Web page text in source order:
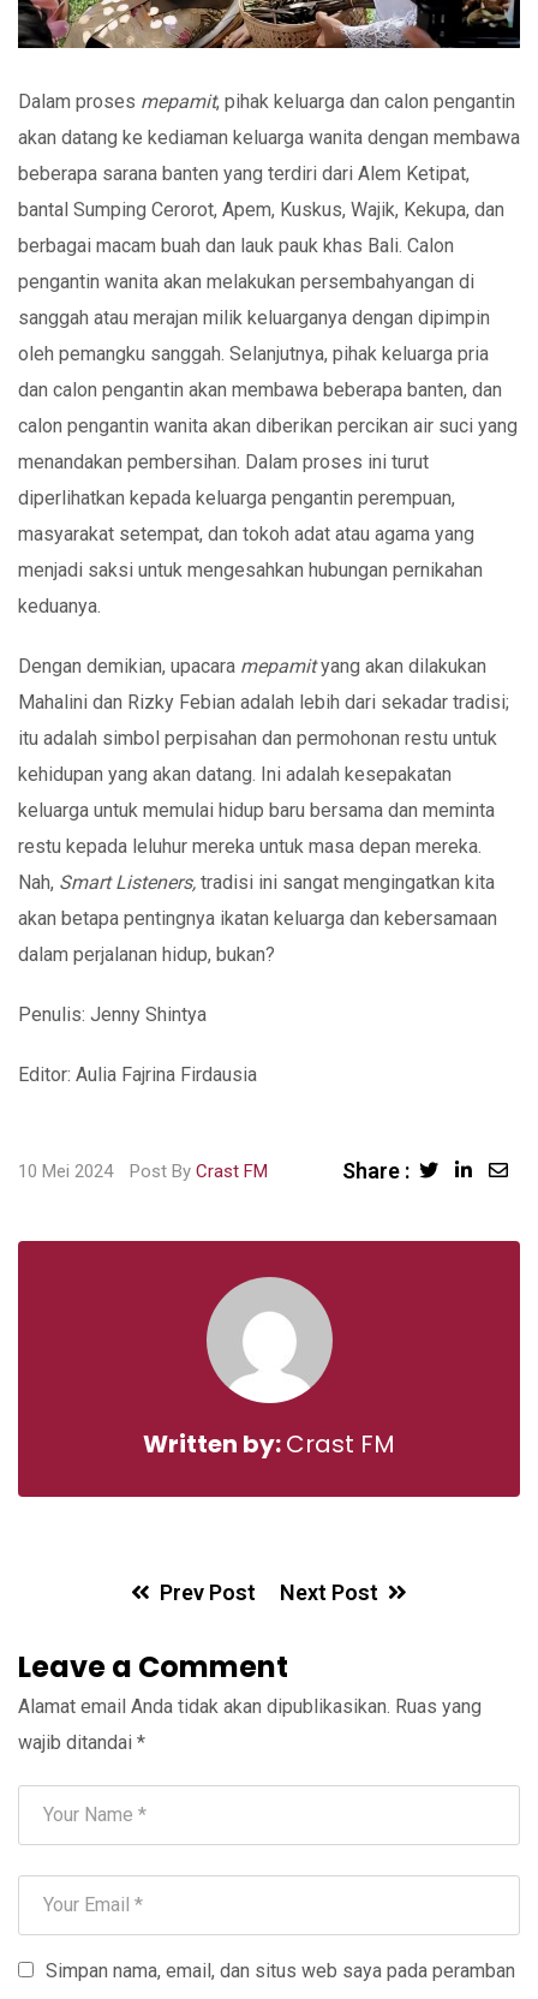
Dalam proses mepamit, pihak keluarga dan calon pengantin
akan datang ke kediaman keluarga wanita dengan membawa
beberapa sarana banten yang terdiri dari Alem Ketipat,
bantal Sumping Cerorot, Apem, Kuskus, Wajik, Kekupa, dan
berbagai macam buah dan lauk pauk khas Bali. Calon
pengantin wanita akan melakukan persembahyangan di
sanggah atau merajan milik keluarganya dengan dipimpin
oleh pemangku sanggah. Selanjutnya, pihak keluarga pria
dan calon pengantin akan membawa beberapa banten, dan
calon pengantin wanita akan diberikan percikan air suci yang
menandakan pembersihan. Dalam proses ini turut
diperlihatkan kepada keluarga pengantin perempuan,
masyarakat setempat, dan tokoh adat atau agama yang
menjadi saksi untuk mengesahkan hubungan pernikahan
keduanya.
Dengan demikian, upacara mepamityang akan dilakukan
Mahalini dan Rizky Febian adalah lebih dari sekadar tradisi;
itu adalah simbol perpisahan dan permohonan restu untuk
kehidupan yang akan datang. Ini adalah kesepakatan
keluarga untuk memulai hidup baru bersama dan meminta
restu kepada leluhur mereka untuk masa depan mereka.
Nah, Smart Listeners, tradisi ini sangat mengingatkan kita
akan betapa pentingnya ikatan keluarga dan kebersamaan
dalam perjalanan hidup, bukan?
Penulis: Jenny Shintya
Editor: Aulia Fajrina Firdausia
10 Mei 2024 Post By Crast FM Share :
Written by:Crast FM
Prev Post Next Post
Leave a Comment
Alamat email Anda tidak akan dipublikasikan. Ruas yang
wajib ditandai *
Simpan nama, email, dan situs web saya pada peramban